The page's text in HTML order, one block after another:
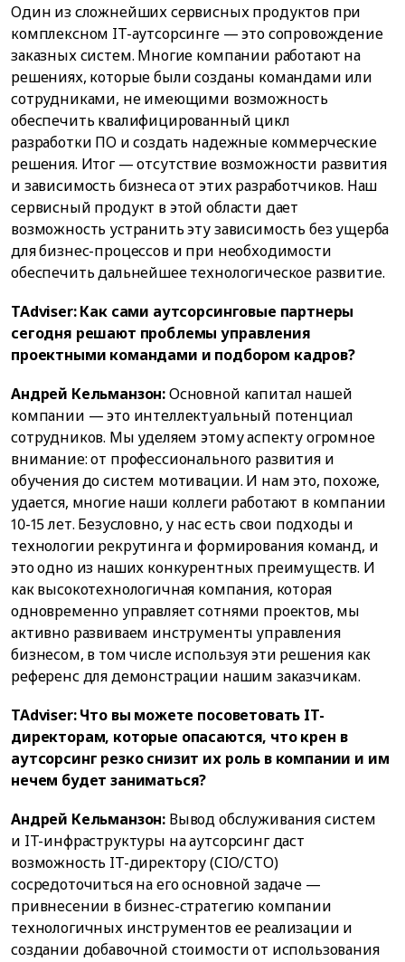
Один из сложнейших сервисных продуктов при
комплексном IT-аутсорсинге — это сопровождение
заказных систем. Многие компании работают на
решениях, которые были созданы командами или
сотрудниками, не имеющими возможность
обеспечить квалифицированный цикл
разработки ПО и создать надежные коммерческие
решения. Итог — отсутствие возможности развития
и зависимость бизнеса от этих разработчиков. Наш
сервисный продукт в этой области дает
возможность устранить эту зависимость без ущерба
для бизнес-процессов и при необходимости
обеспечить дальнейшее технологическое развитие.
TAdviser: Как сами аутсорсинговые партнеры
сегодня решают проблемы управления
проектными командами и подбором кадров?
Андрей Кельманзон:Основной капитал нашей
компании — это интеллектуальный потенциал
сотрудников. Мы уделяем этому аспекту огромное
внимание: от профессионального развития и
обучения до систем мотивации. И нам это, похоже,
удается, многие наши коллеги работают в компании
10-15 лет. Безусловно, у нас есть свои подходы и
технологии рекрутинга и формирования команд, и
это одно из наших конкурентных преимуществ. И
как высокотехнологичная компания, которая
одновременно управляет сотнями проектов, мы
активно развиваем инструменты управления
бизнесом, в том числе используя эти решения как
референс для демонстрации нашим заказчикам.
TAdviser: Что вы можете посоветовать IT-
директорам, которые опасаются, что крен в
аутсорсинг резко снизит их роль в компании и им
нечем будет заниматься?
Андрей Кельманзон: Вывод обслуживания систем
и IT-инфраструктуры на аутсорсинг даст
возможность IT-директору (CIO/CTO)
сосредоточиться на его основной задаче —
привнесении в бизнес-стратегию компании
технологичных инструментов ее реализации и
создании добавочной стоимости от использования